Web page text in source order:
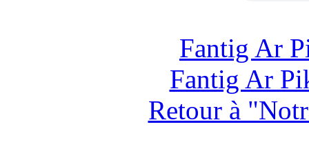
Fantig Ar
Fantig Ar
Retour à